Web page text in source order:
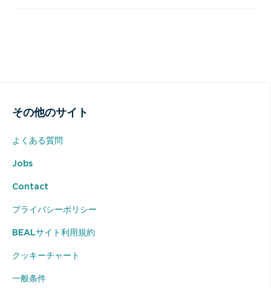
その他のサイト
よくある質問
Jobs
Contact
プライバシーポリシー
BEALサイト利用規約
クッキーチャート
一般条件